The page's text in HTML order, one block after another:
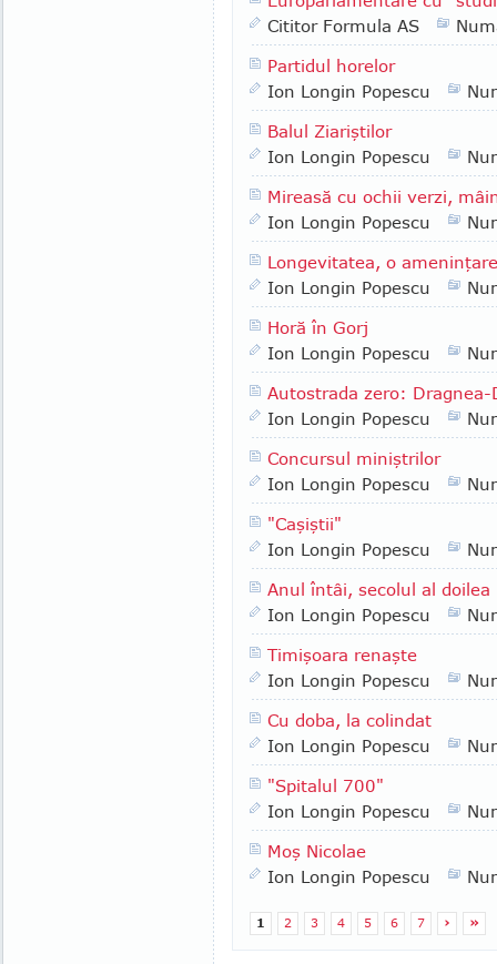
Cititor Formula AS
Partidul horelor
Ion Longin Popescu
Balul Ziariştilor
Ion Longin Popescu
Mireasă cu ochii verzi,
Ion Longin Popescu
Longevitatea, o ameninţare
Ion Longin Popescu
Horă în Gorj
Ion Longin Popescu
Autostrada zero: Dragnea-
Ion Longin Popescu
Concursul miniştrilor
Ion Longin Popescu
"Caşiştii"
Ion Longin Popescu
Anul întâi, secolul al doilea
Ion Longin Popescu
Timişoara renaşte
Ion Longin Popescu
Cu doba, la colindat
Ion Longin Popescu
"Spitalul 700"
Ion Longin Popescu
Moş Nicolae
Ion Longin Popescu
1 2 3 4 5 6 7 › »